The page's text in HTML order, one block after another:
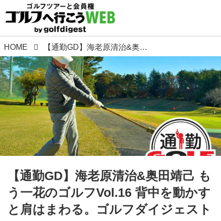
HOME 【通勤GD】海老原清治&奥田靖己 もう一花のゴルフVol.16 背中を動かすと肩はまわる。ゴルフダイジェストWEB
【通勤GD】海老原清治&奥田靖己 も
う一花のゴルフVol.16 背中を動かす
と肩はまわる。ゴルフダイジェスト